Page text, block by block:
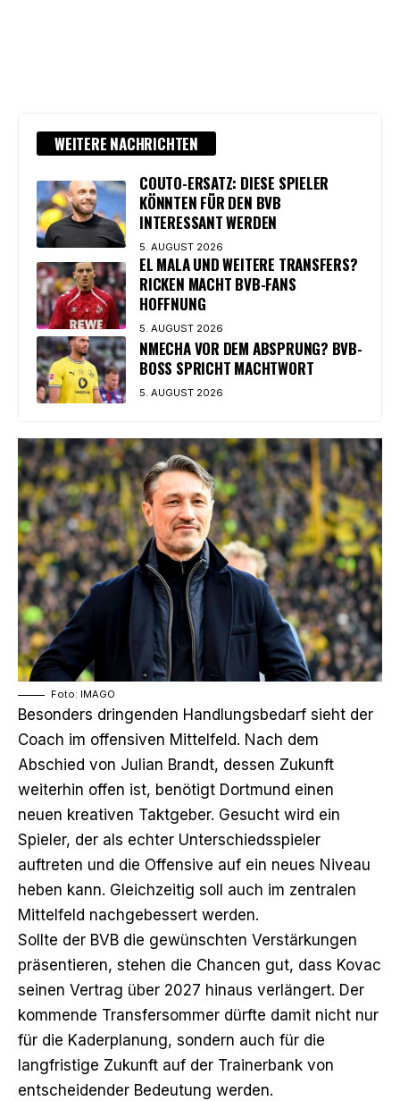
WEITERE NACHRICHTEN
COUTO-ERSATZ: DIESE SPIELER
KÖNNTEN FÜR DEN BVB
INTERESSANT WERDEN
5. AUGUST 2026
EL MALA UND WEITERE TRANSFERS?
RICKEN MACHT BVB-FANS
HOFFNUNG
5. AUGUST 2026
NMECHA VOR DEM ABSPRUNG? BVB-
BOSS SPRICHT MACHTWORT
5. AUGUST 2026
Foto: IMAGO
Besonders dringenden Handlungsbedarf sieht der
Coach im offensiven Mittelfeld. Nach dem
Abschied von Julian Brandt, dessen Zukunft
weiterhin offen ist, benötigt Dortmund einen
neuen kreativen Taktgeber. Gesucht wird ein
Spieler, der als echter Unterschiedsspieler
auftreten und die Offensive auf ein neues Niveau
heben kann. Gleichzeitig soll auch im zentralen
Mittelfeld nachgebessert werden.
Sollte der BVB die gewünschten Verstärkungen
präsentieren, stehen die Chancen gut, dass Kovac
seinen Vertrag über 2027 hinaus verlängert. Der
kommende Transfersommer dürfte damit nicht nur
für die Kaderplanung, sondern auch für die
langfristige Zukunft auf der Trainerbank von
entscheidender Bedeutung werden.